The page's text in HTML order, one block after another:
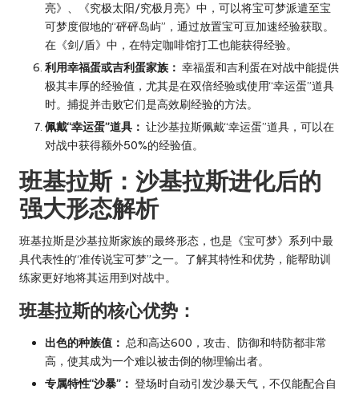
亮》、《究极太阳/究极月亮》中，可以将宝可梦派遣至宝
可梦度假地的“砰砰岛屿”，通过放置宝可豆加速经验获取。
在《剑/盾》中，在特定咖啡馆打工也能获得经验。
利用幸福蛋或吉利蛋家族： 幸福蛋和吉利蛋在对战中能提供
极其丰厚的经验值，尤其是在双倍经验或使用“幸运蛋”道具
时。捕捉并击败它们是高效刷经验的方法。
佩戴“幸运蛋”道具： 让沙基拉斯佩戴“幸运蛋”道具，可以在
对战中获得额外50%的经验值。
班基拉斯：沙基拉斯进化后的
强大形态解析
班基拉斯是沙基拉斯家族的最终形态，也是《宝可梦》系列中最
具代表性的“准传说宝可梦”之一。了解其特性和优势，能帮助训
练家更好地将其运用到对战中。
班基拉斯的核心优势：
出色的种族值： 总和高达600，攻击、防御和特防都非常
高，使其成为一个难以被击倒的物理输出者。
专属特性“沙暴”： 登场时自动引发沙暴天气，不仅能配合自